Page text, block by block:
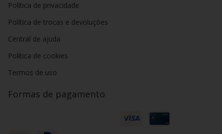
Política de privacidade
Política de trocas e devoluções
Central de ajuda
Política de cookies
Termos de uso
Formas de pagamento